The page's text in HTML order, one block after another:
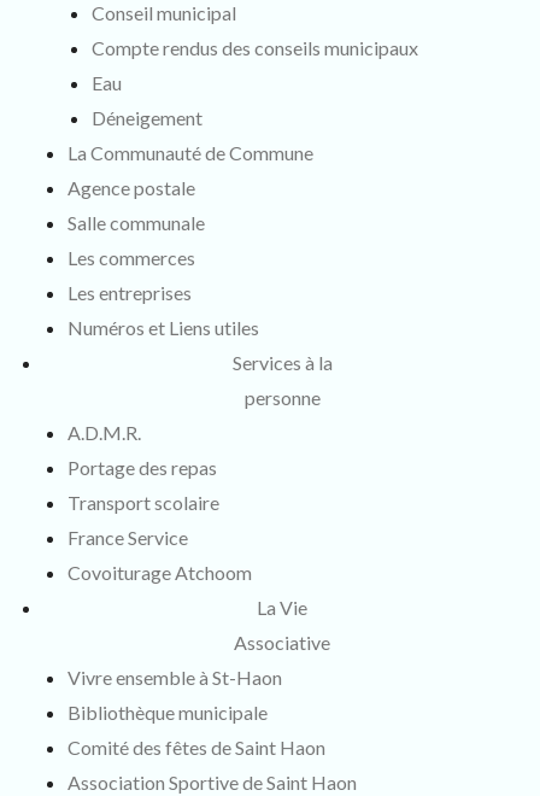
Conseil municipal
Compte rendus des conseils municipaux
Eau
Déneigement
La Communauté de Commune
Agence postale
Salle communale
Les commerces
Les entreprises
Numéros et Liens utiles
Services à la
personne
A.D.M.R.
Portage des repas
Transport scolaire
France Service
Covoiturage Atchoom
La Vie
Associative
Vivre ensemble à St-Haon
Bibliothèque municipale
Comité des fêtes de Saint Haon
Association Sportive de Saint Haon